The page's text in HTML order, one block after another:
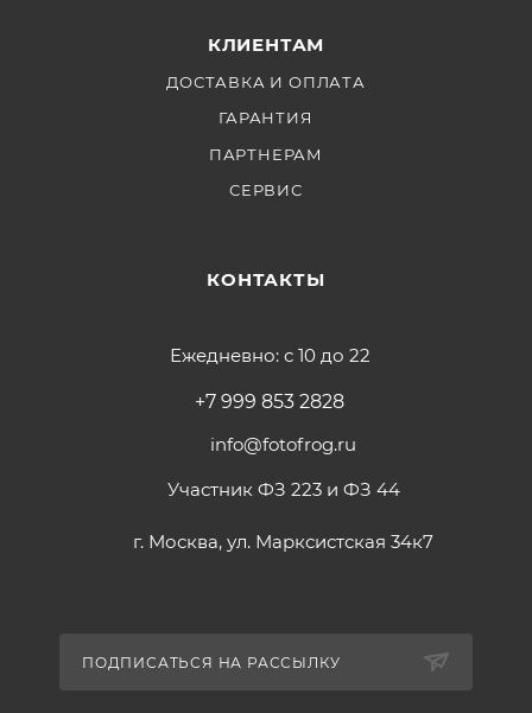
КЛИЕНТАМ
ДОСТАВКА И ОПЛАТА
ГАРАНТИЯ
ПАРТНЕРАМ
СЕРВИС
КОНТАКТЫ
Ежедневно: с 10 до 22
+7 999 853 2828
info@fotofrog.ru
Участник ФЗ 223 и ФЗ 44
г. Москва, ул. Марксистская 34к7
ПОДПИСАТЬСЯ НА РАССЫЛКУ